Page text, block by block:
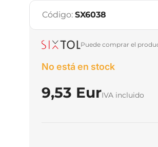
Código: SX6038
Puede comprar el
No está en stock
9,53 EurIVA incluido